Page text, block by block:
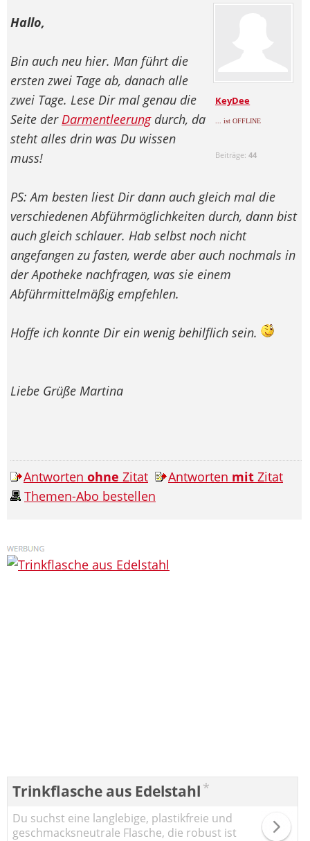
KeyDee
... ist OFFLINE
Beiträge:44
Hallo,
Bin auch neu hier. Man führt die
ersten zwei Tage ab, danach alle
zwei Tage. Lese Dir mal genau die
Seite derDarmentleerungdurch, da
steht alles drin was Du wissen
muss!
PS: Am besten liest Dir dann auch gleich mal die
verschiedenen Abführmöglichkeiten durch, dann bist
auch gleich schlauer. Hab selbst noch nicht
angefangen zu fasten, werde aber auch nochmals in
der Apotheke nachfragen, was sie einem
Abführmittelmäßig empfehlen.
Hoffe ich konnte Dir ein wenig behilflich sein.
Liebe Grüße Martina
Antworten ohne Zitat Antworten mit Zitat
Themen-Abo bestellen
Trinkflasche aus Edelstahl *
Du suchst eine langlebige, plastikfreie und
geschmacksneutrale Flasche, die robust ist